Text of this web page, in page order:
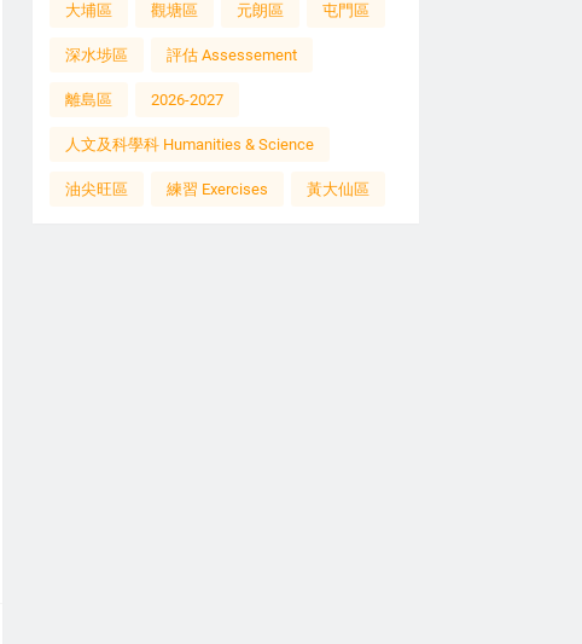
大埔區 觀塘區 元朗區 屯門區
深水埗區 評估 Assessement
離島區 2026-2027
人文及科學科 Humanities & Science
油尖旺區 練習 Exercises 黃大仙區